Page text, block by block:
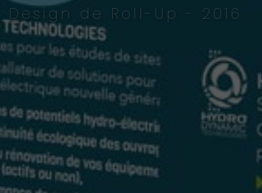
Design de Roll-Up - 2016